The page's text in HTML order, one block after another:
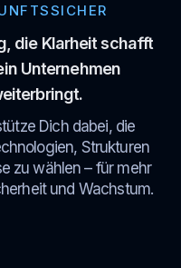
die Klarheit schafft
Unternehmen
Dich dabei, die
Strukturen
zu wählen – für mehr
und Wachstum.